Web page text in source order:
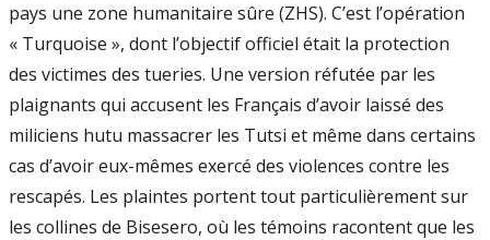
pays une zone humanitaire sûre (ZHS). C’est l’opération
« Turquoise », dont l’objectif officiel était la protection
des victimes des tueries. Une version réfutée par les
plaignants qui accusent les Français d’avoir laissé des
miliciens hutu massacrer les Tutsi et même dans certains
cas d’avoir eux-mêmes exercé des violences contre les
rescapés. Les plaintes portent tout particulièrement sur
les collines de Bisesero, où les témoins racontent que les